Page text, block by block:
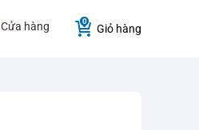
Cửa hàng Giỏ hàng